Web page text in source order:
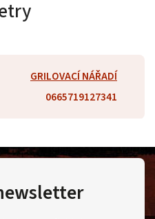
GRILOVACÍ NÁŘADÍ
0665719127341